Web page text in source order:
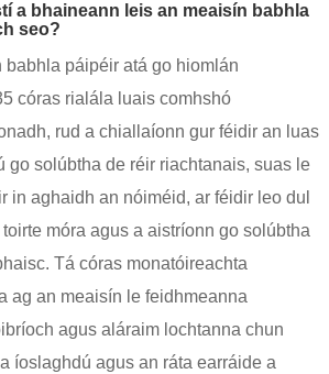
a bhaineann leis an meaisín babhla
seo?
páipéir atá go hiomlán
córas rialála luais comhshó
rud a chiallaíonn gur féidir an luas
go solúbtha de réir riachtanais, suas le
in aghaidh an nóiméid, ar féidir leo dul
móra agus a aistríonn go solúbtha
Tá córas monatóireachta
ag an meaisín le feidhmeanna
agus aláraim lochtanna chun
íoslaghdú agus an ráta earráide a